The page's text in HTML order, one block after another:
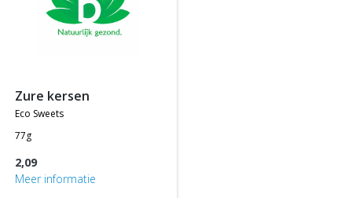
zure kersen
eco sweets
77g
2,09
Meer informatie